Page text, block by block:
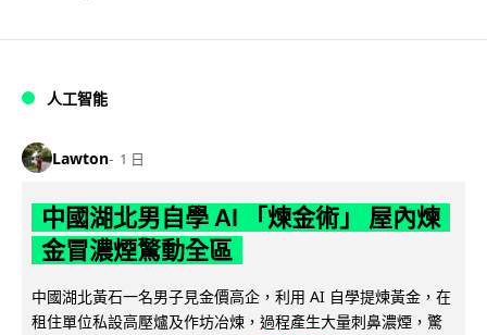
人工智能
Lawton 1 日
中國湖北男自學 AI 「煉金術」 屋內煉
金冒濃煙驚動全區
中國湖北黃石一名男子見金價高企，利用 AI 自學提煉黃金，在
租住單位私設高壓爐及作坊冶煉，過程產生大量刺鼻濃煙，驚